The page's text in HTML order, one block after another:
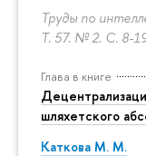
Труды по
Т. 57. № 2. С. 8-
Глава в книге
шляхетского
Каткова М. М.